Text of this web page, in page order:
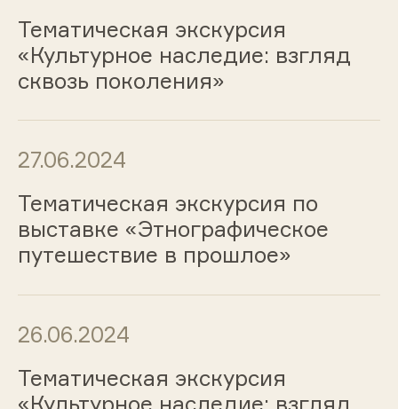
Тематическая экскурсия
«Культурное наследие: взгляд
сквозь поколения»
27.06.2024
Тематическая экскурсия по
выставке «Этнографическое
путешествие в прошлое»
26.06.2024
Тематическая экскурсия
«Культурное наследие: взгляд